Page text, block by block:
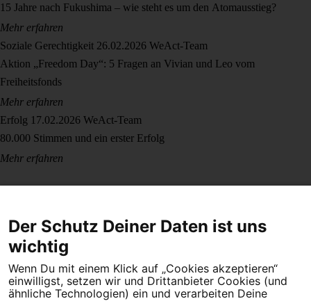
15 Jahre nach Fukushima – wie steht es um den Atomausstieg?
Mehr erfahren
Soziale Gerechtigkeit 26.02.2026 WeAct-Team
Aktion „Freedom Day“: 5 Fragen an Vivian und Leo vom
Freiheitsfonds
Mehr erfahren
Erfolg 17.02.2026 WeAct-Team
80.000 Stimmen und ein erster Erfolg
Mehr erfahren
Dein Engagement macht den Unterschied. Schließe Dich 4,5
Millionen Menschen an.
Der Schutz Deiner Daten ist uns
wichtig
Wenn Du mit einem Klick auf „Cookies akzeptieren“
einwilligst, setzen wir und Drittanbieter Cookies (und
ähnliche Technologien) ein und verarbeiten Deine